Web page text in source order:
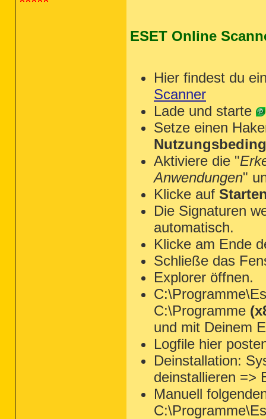
ESET Online
Hier findest du
Scanner
Lade und starte
Setze einen
Aktiviere die "
Anwendungen"
Klicke auf
Die Signaturen
automatisch.
Klicke am Ende
Schließe das
Explorer öffnen.
C:\Programme
und mit Deinem
Logfile hier
Deinstallation:
deinstallieren =>
Manuell